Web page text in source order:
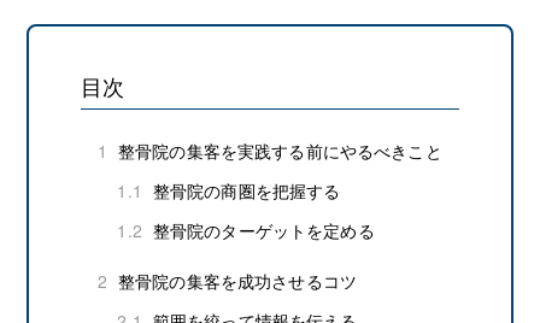
目次
1
整骨院の集客を実践する前にやるべきこと
1.1 整骨院の商圏を把握する
1.2 整骨院のターゲットを定める
2 整骨院の集客を成功させるコツ